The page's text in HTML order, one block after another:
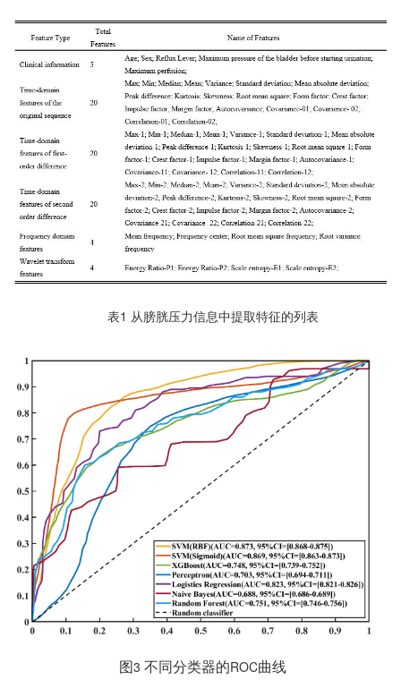
表1 从膀胱压力信息中提取特征的列表
图3 不同分类器的ROC曲线